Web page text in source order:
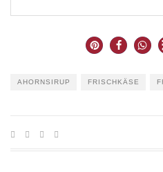
AHORNSIRUP FRISCHKÄSE